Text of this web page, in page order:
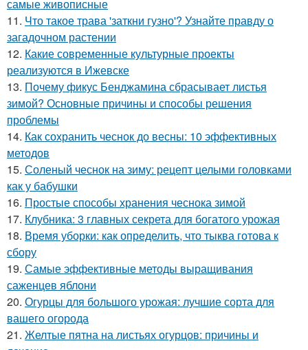
самые живописные
11. Что такое трава 'заткни гузно'? Узнайте правду о
загадочном растении
12. Какие современные культурные проекты
реализуются в Ижевске
13. Почему фикус Бенджамина сбрасывает листья
зимой? Основные причины и способы решения
проблемы
14. Как сохранить чеснок до весны: 10 эффективных
методов
15. Соленый чеснок на зиму: рецепт целыми головками
как у бабушки
16. Простые способы хранения чеснока зимой
17. Клубника: 3 главных секрета для богатого урожая
18. Время уборки: как определить, что тыква готова к
сбору
19. Самые эффективные методы выращивания
саженцев яблони
20. Огурцы для большого урожая: лучшие сорта для
вашего огорода
21. Желтые пятна на листьях огурцов: причины и